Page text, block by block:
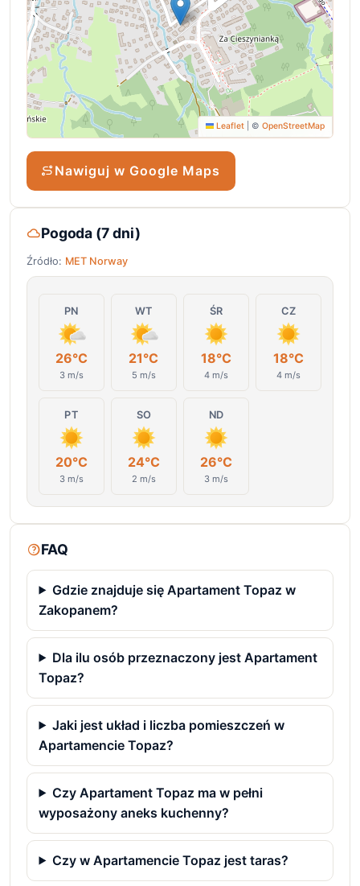
Leaflet ©OpenStreetMap
Nawiguj w Google Maps
Pogoda (7 dni)
Źródło: MET Norway
PN
26°C
3 m/s
WT
21°C
5 m/s
ŚR
18°C
4 m/s
CZ
18°C
4 m/s
PT
20°C
3 m/s
SO
24°C
2 m/s
ND
26°C
3 m/s
FAQ
Gdzie znajduje się Apartament Topaz w
Zakopanem?
Dla ilu osób przeznaczony jest Apartament
Topaz?
Jaki jest układ i liczba pomieszczeń w
Apartamencie Topaz?
Czy Apartament Topaz ma w pełni
wyposażony aneks kuchenny?
Czy w Apartamencie Topaz jest taras?